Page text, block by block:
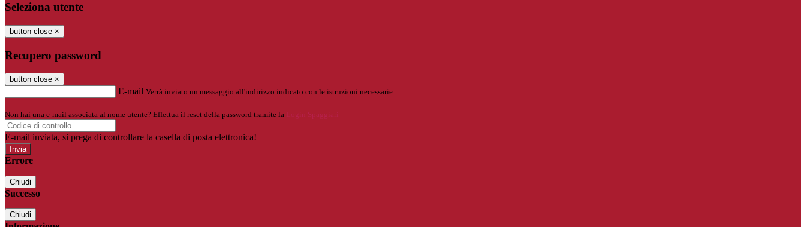
Seleziona utente
button close ×
Recupero password
button close ×
E-mail Verrà inviato un messaggio all'indirizzo indicato con le istruzioni necessarie.
Non hai una e-mail associata al nome utente? Effettua il reset della password tramite la Login Spaggiari
E-mail inviata, si prega di controllare la casella di posta elettronica!
Errore
Chiudi
Successo
Chiudi